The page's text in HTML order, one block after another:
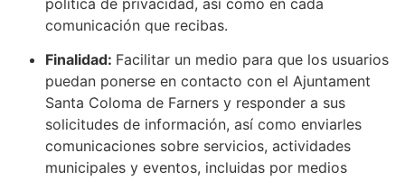
comunicación que recibas.
Finalidad: Facilitar un medio para que los usuarios
puedan ponerse en contacto con el Ajuntament
Santa Coloma de Farners y responder a sus
solicitudes de información, así como enviarles
comunicaciones sobre servicios, actividades
municipales y eventos, incluidas por medios